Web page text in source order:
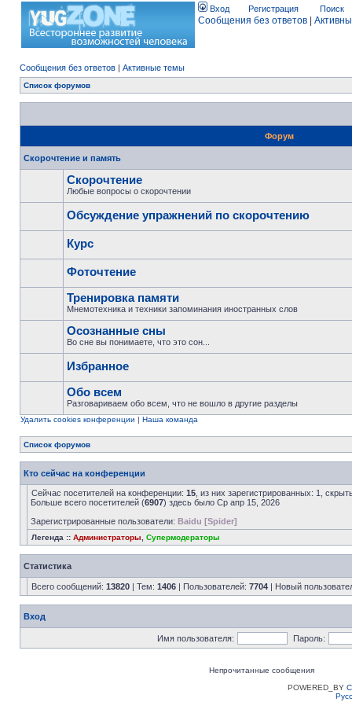
Вход Регистрация Поиск
Сообщения без ответов
Сообщения без ответов | Активные темы
Список форумов
Форум
Скорочтение и память
Скорочтение
Любые вопросы о скорочтении
Обсуждение упражнений по скорочтению
Курс
Фоточтение
Тренировка памяти
Мнемотехника и техники запоминания иностранных слов
Осознанные сны
Во сне вы понимаете, что это сон...
Избранное
Обо всем
Разговариваем обо всем, что не вошло в другие разделы
Удалить cookies конференции | Наша команда
Список форумов
Кто сейчас на конференции
Сейчас посетителей на конференции: 15 , из них зарегистрированных: 1,
Больше всего посетителей (6907) здесь было Ср апр 15, 2026
Зарегистрированные пользователи: Baidu [Spider]
Легенда :: Администраторы Супермодераторы
Статистика
Всего сообщений: 13820 | Тем: 1406 | Пользователей: 7704 | Новый
Вход
Имя пользователя: Пароль:
Непрочитанные сообщения
POWERED_BY